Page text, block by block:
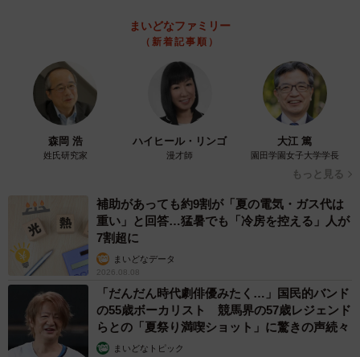
まいどなファミリー
（新着記事順）
森岡 浩
姓氏研究家
ハイヒール・リンゴ
漫才師
大江 篤
園田学園女子大学学長
もっと見る
補助があっても約9割が「夏の電気・ガス代は
重い」と回答…猛暑でも「冷房を控える」人が
7割超に
まいどなデータ
2026.08.08
「だんだん時代劇俳優みたく…」国民的バンド
の55歳ボーカリスト 競馬界の57歳レジェンド
らとの「夏祭り満喫ショット」に驚きの声続々
まいどなトピック